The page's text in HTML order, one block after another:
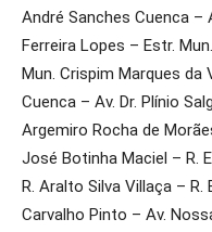
André Sanches Cuenca –
Ferreira Lopes – Estr.
Mun. Crispim Marques da
Cuenca – Av. Dr. Plínio
Argemiro Rocha de
José Botinha Maciel – R.
R. Aralto Silva Villaça – R.
Carvalho Pinto – Av.